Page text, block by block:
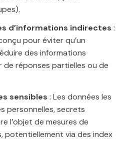
d’informations indirectes :
pour éviter qu’un
des informations
réponses partielles ou de
sensibles : Les données les
personnelles, secrets
l’objet de mesures de
via des index